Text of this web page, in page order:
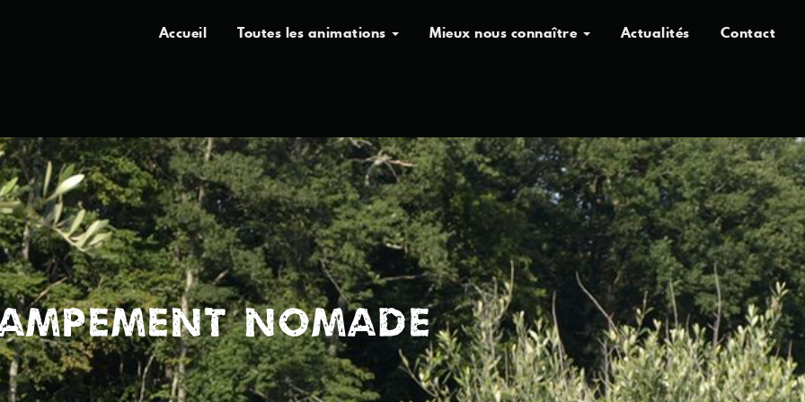
Accueil Toutes les animations Mieux nous connaître Actualités Contact
NOMADE